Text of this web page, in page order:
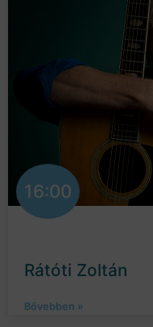
16:00
Rátóti Zoltán
Bővebben »